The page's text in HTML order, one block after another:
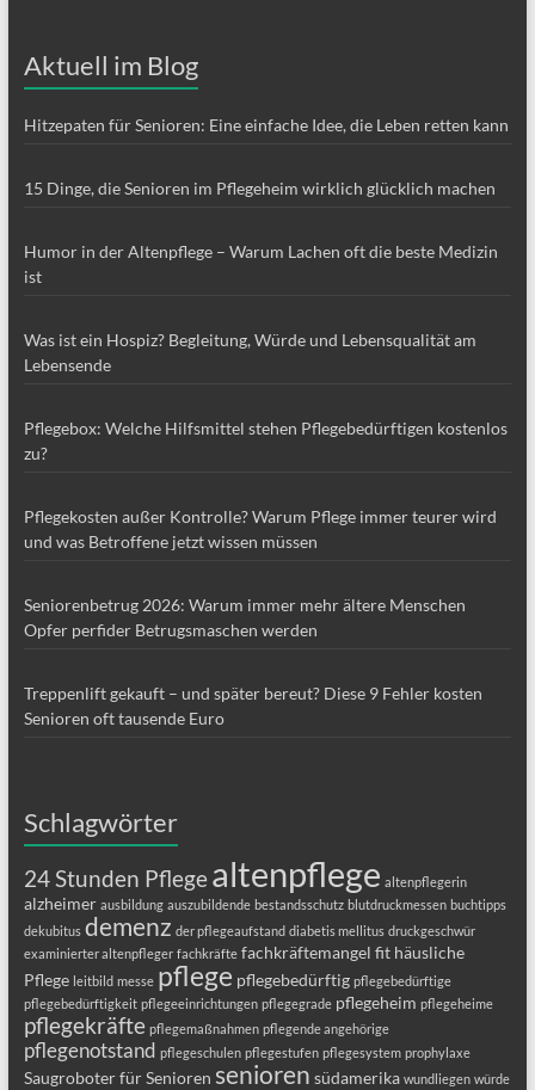
Aktuell im Blog
Hitzepaten für Senioren: Eine einfache Idee, die Leben retten kann
15 Dinge, die Senioren im Pflegeheim wirklich glücklich machen
Humor in der Altenpflege – Warum Lachen oft die beste Medizin
ist
Was ist ein Hospiz? Begleitung, Würde und Lebensqualität am
Lebensende
Pflegebox: Welche Hilfsmittel stehen Pflegebedürftigen kostenlos
zu?
Pflegekosten außer Kontrolle? Warum Pflege immer teurer wird
und was Betroffene jetzt wissen müssen
Seniorenbetrug 2026: Warum immer mehr ältere Menschen
Opfer perfider Betrugsmaschen werden
Treppenlift gekauft – und später bereut? Diese 9 Fehler kosten
Senioren oft tausende Euro
Schlagwörter
24 Stunden Pflegealtenpflege altenpflegerin
alzheimer ausbildung auszubildende bestandsschutz blutdruckmessen buchtipps
dekubitus demenz der pflegeaufstand diabetis mellitus druckgeschwür
examinierter altenpfleger fachkräfte fachkräftemangel fit häusliche
Pflege leitbild messe pflege pflegebedürftig pflegebedürftige
pflegebedürftigkeit pflegeeinrichtungen pflegegrade pflegeheim pflegeheime
pflegekräfte pflegemaßnahmen pflegende angehörige
pflegenotstand pflegeschulen pflegestufen pflegesystem prophylaxe
Saugroboter für Senioren senioren südamerika wundliegen würde